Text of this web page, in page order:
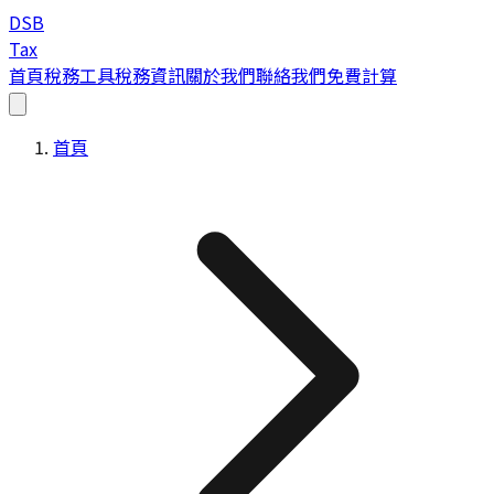
DSB
Tax
首頁稅務工具稅務資訊關於我們聯絡我們免費計算
首頁